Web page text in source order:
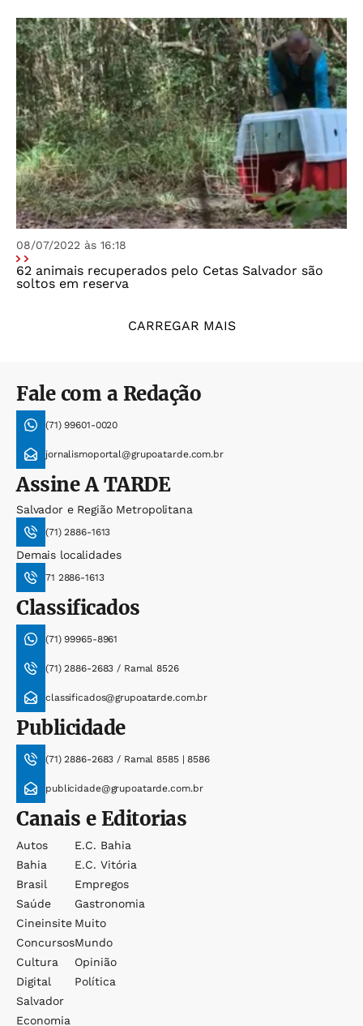
08/07/2022 às 16:18
62 animais recuperados pelo Cetas Salvador são
soltos em reserva
CARREGAR MAIS
Fale com a Redação
(71) 99601-0020
jornalismoportal@grupoatarde.com.br
AssineA TARDE
Salvador e Região Metropolitana
(71) 2886-1613
Demais localidades
71 2886-1613
Classificados
(71) 99965-8961
(71) 2886-2683 / Ramal 8526
classificados@grupoatarde.com.br
Publicidade
(71) 2886-2683 / Ramal 8585 | 8586
publicidade@grupoatarde.com.br
Canais e Editorias
Autos
Bahia
Brasil
Saúde
Cineinsite
Concursos
Cultura
Digital
Salvador
Economia
E.c. Bahia
E.c. Vitória
Empregos
Gastronomia
Muito
Mundo
Opinião
Política